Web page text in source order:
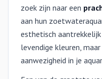
zoek zijn naar een
aan hun
esthetisch
levendige kleuren,
aanwezigheid in je